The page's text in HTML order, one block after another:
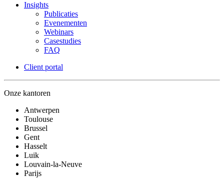
Insights
Publicaties
Evenementen
Webinars
Casestudies
FAQ
Client portal
Onze kantoren
Antwerpen
Toulouse
Brussel
Gent
Hasselt
Luik
Louvain-la-Neuve
Parijs